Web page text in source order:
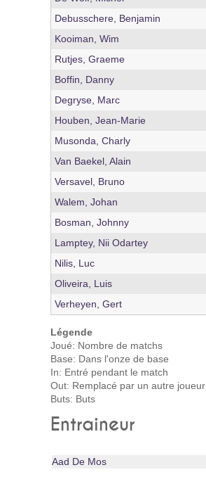
Debusschere, Benjamin
Kooiman, Wim
Rutjes, Graeme
Boffin, Danny
Degryse, Marc
Houben, Jean-Marie
Musonda, Charly
Van Baekel, Alain
Versavel, Bruno
Walem, Johan
Bosman, Johnny
Lamptey, Nii Odartey
Nilis, Luc
Oliveira, Luis
Verheyen, Gert
Légende
Joué: Nombre de matchs
Base: Dans l'onze de base
In: Entré pendant le match
Out: Remplacé par un autre joueur
Buts: Buts
Entraineur
Aad De Mos